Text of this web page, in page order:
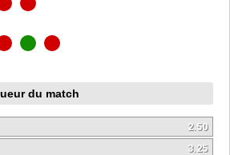
du match
2.50
3.25